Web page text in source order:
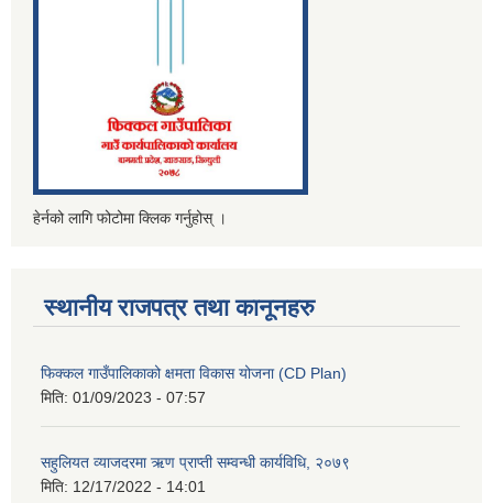
हेर्नको लागि फोटोमा क्लिक गर्नुहोस् ।
स्थानीय राजपत्र तथा कानूनहरु
फिक्कल गाउँपालिकाको क्षमता विकास योजना (CD Plan)
मिति: 01/09/2023 - 07:57
सहुलियत व्याजदरमा ऋण प्राप्ती सम्वन्धी कार्यविधि, २०७९
मिति: 12/17/2022 - 14:01